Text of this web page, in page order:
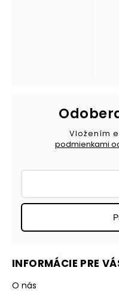
INFORMÁCIE PRE
O nás
Vložením
podmienkami